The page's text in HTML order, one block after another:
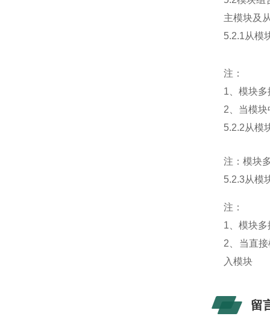
主模块及
5.2.1从模
注：
1、模块
2、当模
5.2.2从模
注：模块
5.2.3从模
注：
1、模块
2、当直
入模块
留